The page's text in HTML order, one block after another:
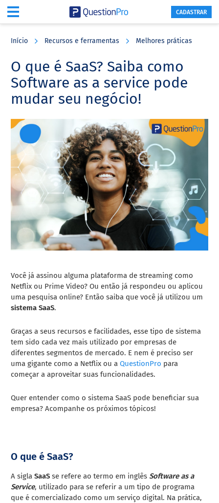
content
sidebar
CADASTRAR
Início Recursos e ferramentas Melhores práticas
O que é SaaS? Saiba como
Software as a service pode
mudar seu negócio!
Você já assinou alguma plataforma de streaming como
Netflix ou Prime Video? Ou então já respondeu ou aplicou
uma pesquisa online? Então saiba que você já utilizou um
sistema SaaS.
Graças a seus recursos e facilidades, esse tipo de sistema
tem sido cada vez mais utilizado por empresas de
diferentes segmentos de mercado. E nem é preciso ser
uma gigante como a Netflix ou aQuestionPro para
começar a aproveitar suas funcionalidades.
Quer entender como o sistema SaaS pode beneficiar sua
empresa? Acompanhe os próximos tópicos!
O que é SaaS?
A siglaSaaSse refere ao termo em inglêsSoftware as a
Service, utilizado para se referir a um tipo de programa
que é comercializado como um serviço digital. Na prática,